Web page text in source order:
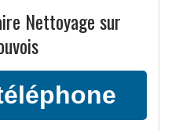
Nettoyage sur